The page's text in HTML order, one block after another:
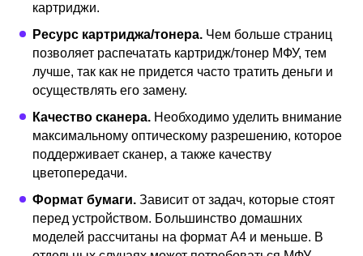
2
Brother DCP-
T510W
Смотреть
картриджи.
Ресурс картриджа/тонера. Чем больше страниц
позволяет распечатать картридж/тонер МФУ, тем
лучше, так как не придется часто тратить деньги и
осуществлять его замену.
Качество сканера. Необходимо уделить внимание
максимальному оптическому разрешению, которое
поддерживает сканер, а также качеству
цветопередачи.
Формат бумаги. Зависит от задач, которые стоят
перед устройством. Большинство домашних
моделей рассчитаны на формат А4 и меньше. В